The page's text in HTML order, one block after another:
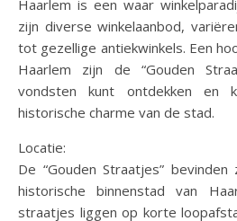
Haarlem is een waar
zijn diverse winkelaanbod,
tot gezellige antiekwinkels. Een
Haarlem zijn de “Gouden
vondsten kunt ontdekken en
historische charme van de stad.
Locatie:
De “Gouden Straatjes”
historische binnenstad van
straatjes liggen op korte